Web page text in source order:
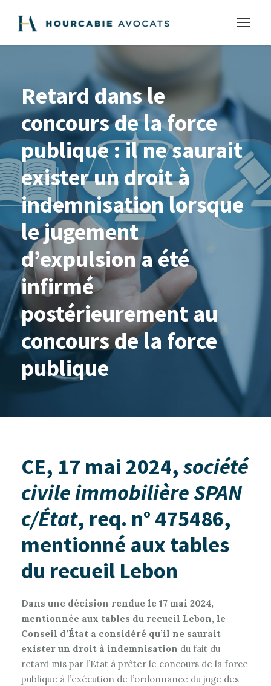
Retard dans le
concours de la force
publique : il ne saurait
exister un droit à
indemnisation lorsque
le jugement
d’expulsion a été
infirmé
postérieurement au
concours de la force
publique
CE, 17 mai 2024, société
civile immobilière SPAN
c/État, req. n° 475486,
mentionné aux tables
du recueil Lebon
Dans une décision rendue le 17 mai 2024,
mentionnée aux tables du recueil Lebon, le
Conseil d’État a considéré qu’il ne saurait
exister un droit à indemnisation du fait du
retard mis par l’Etat à prêter le concours de la force
publique à l’exécution de l’ordonnance du juge des